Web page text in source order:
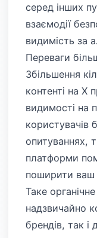
серед інших
взаємодії
видимість за
Переваги
Збільшення
контенті на X
видимості на
користувачів
опитуваннях,
платформи
поширити ваш
Таке
надзвичайно
брендів, так і